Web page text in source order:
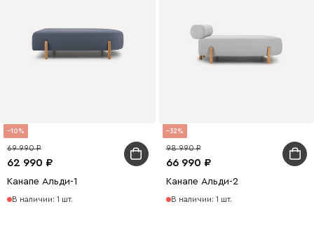
10
62 990
69 990
Канапе Альди-1
В наличии: 1 шт.
32
66 990
98 990
Канапе Альди-2
В наличии: 1 шт.